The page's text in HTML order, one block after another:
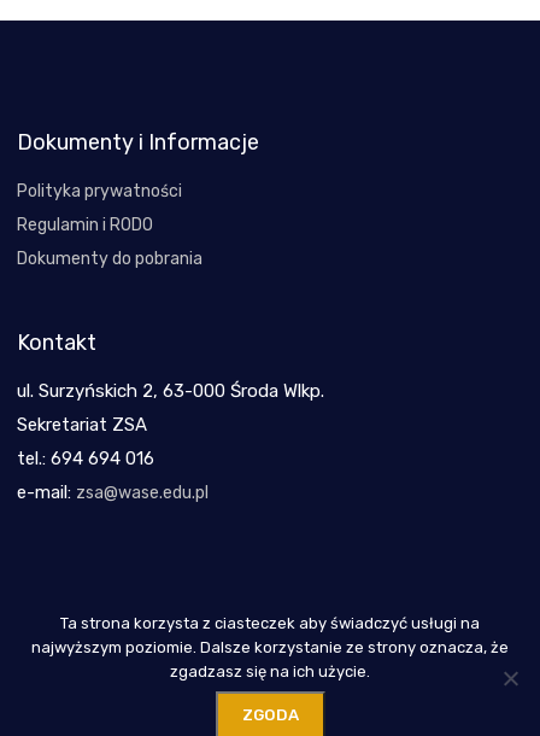
Dokumenty i Informacje
Polityka prywatności
Regulamin i RODO
Dokumenty do pobrania
Kontakt
ul. Surzyńskich 2, 63-000 Środa Wlkp.
Sekretariat ZSA
tel.: 694 694 016
e-mail: zsa@wase.edu.pl
Copyright 2021
Ta strona korzysta z ciasteczek aby świadczyć usługi na
najwyższym poziomie. Dalsze korzystanie ze strony oznacza, że
zgadzasz się na ich użycie.
ZGODA